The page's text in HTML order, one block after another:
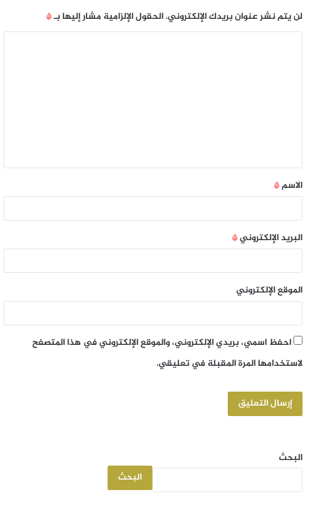
لن يتم نشر عنوان بريدك الإلكتروني.الحقول الإلزامية مشار إليها بـ*
الاسم*
البريد الإلكتروني*
الموقع الإلكتروني
احفظ اسمي، بريدي الإلكتروني، والموقع الإلكتروني في هذا المتصفح
لاستخدامها المرة المقبلة في تعليقي.
البحث
البحث